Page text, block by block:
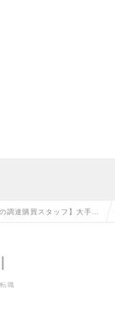
調達購買スタッフ】大手グ
収増益の求人情報
職